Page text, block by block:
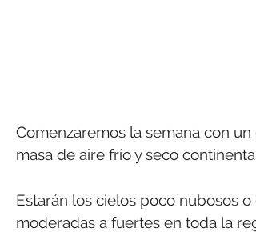
Comenzaremos la semana con
masa de aire frío y seco
Estarán los cielos poco nubosos
moderadas a fuertes en toda la